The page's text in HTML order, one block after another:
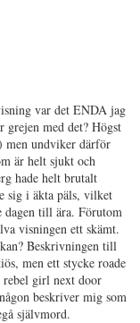
var det ENDA jag
grejen med det? Högst
men undviker därför
är helt sjukt och
hade helt brutalt
sig i äkta päls, vilket
dagen till ära. Förutom
visningen ett skämt.
Beskrivningen till
men ett stycke roade
girl next door
beskriver mig som
självmord.